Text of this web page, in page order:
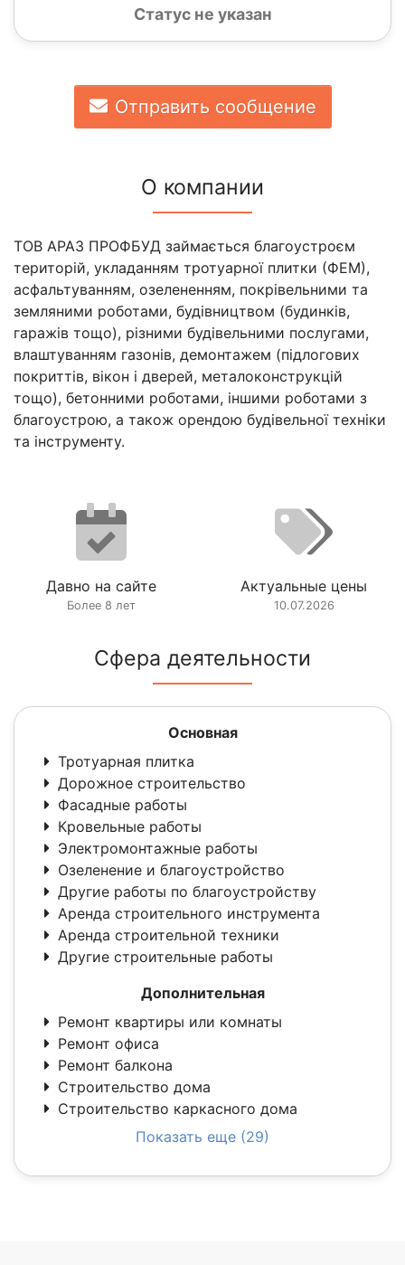
Статус не указан
Отправить сообщение
О компании
ТОВ АРАЗ ПРОФБУД займається благоустроєм
територій, укладанням тротуарної плитки (ФЕМ),
асфальтуванням, озелененням, покрівельними та
земляними роботами, будівництвом (будинків,
гаражів тощо), різними будівельними послугами,
влаштуванням газонів, демонтажем (підлогових
покриттів, вікон і дверей, металоконструкцій
тощо), бетонними роботами, іншими роботами з
благоустрою, а також орендою будівельної техніки
та інструменту.
Давно на сайте
Более 8 лет
Актуальные цены
10.07.2026
Сфера деятельности
Основная
Тротуарная плитка
Дорожное строительство
Фасадные работы
Кровельные работы
Электромонтажные работы
Озеленение и благоустройство
Другие работы по благоустройству
Аренда строительного инструмента
Аренда строительной техники
Другие строительные работы
Дополнительная
Ремонт квартиры или комнаты
Ремонт офиса
Ремонт балкона
Строительство дома
Строительство каркасного дома
Показать еще (29)